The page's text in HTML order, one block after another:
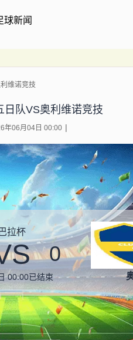
球新闻
维诺竞技
日队VS奥利维诺竞技
年06月04日 00:00
巴拉杯
0
00:00已结束